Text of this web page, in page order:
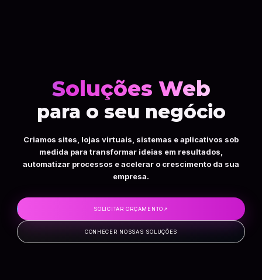
Soluções Web
para o seu negócio
Criamos sites, lojas virtuais, sistemas e aplicativos sob
medida para transformar ideias em resultados,
automatizar processos e acelerar o crescimento da sua
empresa.
SOLICITAR ORÇAMENTO↗
CONHECER NOSSAS SOLUÇÕES